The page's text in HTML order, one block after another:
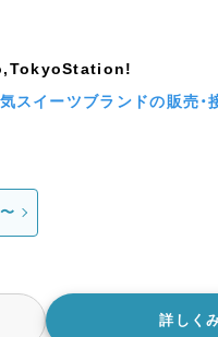
イーツブランドの販売・
詳しく